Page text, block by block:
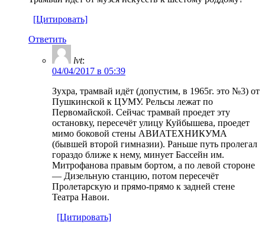
[Цитировать]
Ответить
lvt:
04/04/2017 в 05:39
Зухра, трамвай идёт (допустим, в 1965г. это №3) от
Пушкинской к ЦУМУ. Рельсы лежат по
Первомайской. Сейчас трамвай проедет эту
остановку, пересечёт улицу Куйбышева, проедет
мимо боковой стены АВИАТЕХНИКУМА
(бывшей второй гимназии). Раньше путь пролегал
гораздо ближе к нему, минует Бассейн им.
Митрофанова правым бортом, а по левой стороне
— Дизельную станцию, потом пересечёт
Пролетарскую и прямо-прямо к задней стене
Театра Навои.
[Цитировать]